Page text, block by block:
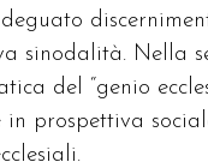
sinodalità. Nella
del “genio
in prospettiva